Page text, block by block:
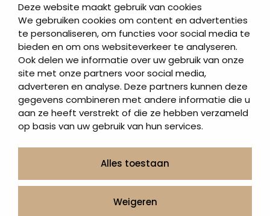
Deze website maakt gebruik van cookies
We gebruiken cookies om content en advertenties
te personaliseren, om functies voor social media te
bieden en om ons websiteverkeer te analyseren.
Ook delen we informatie over uw gebruik van onze
site met onze partners voor social media,
adverteren en analyse. Deze partners kunnen deze
gegevens combineren met andere informatie die u
aan ze heeft verstrekt of die ze hebben verzameld
op basis van uw gebruik van hun services.
Alles toestaan
Weigeren
Letterplaten
Grafzerken kopen
Direct naar
Grafstenen
As artikelen
Urngrafmonumenten
Informatie
Contact